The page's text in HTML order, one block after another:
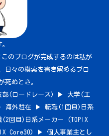
のブログが完成するのは私が
日々の模索を書き留めるブロ
死ぬとき。
部(ロードレース) ▶︎ 大学(工
海外駐在 ▶︎ 転職(1回目)日系
回目)日系メーカー (TOPIX
Core30) ▶︎ 個人事業主とし